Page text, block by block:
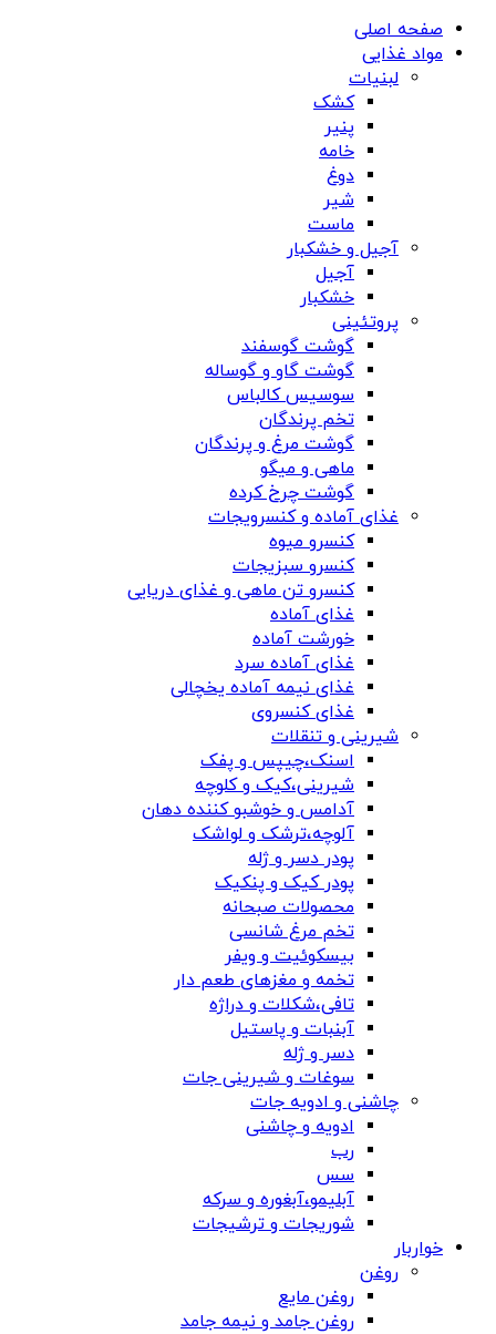
صفحه اصلی
مواد غذایی
لبنیات
کشک
پنیر
خامه
دوغ
شیر
ماست
آجیل و خشکبار
آجیل
خشکبار
پروتئینی
گوشت گوسفند
گوشت گاو و گوساله
سوسیس کالباس
تخم پرندگان
گوشت مرغ و پرندگان
ماهی و میگو
گوشت چرخ کرده
غذای آماده و کنسرویجات
کنسرو میوه
کنسرو سبزیجات
کنسرو تن ماهی و غذای دریایی
غذای آماده
خورشت آماده
غذای آماده سرد
غذای نیمه آماده یخچالی
غذای کنسروی
شیرینی و تنقلات
اسنک،چیپس و پفک
شیرینی،کیک و کلوچه
آدامس و خوشبو کننده دهان
آلوچه،ترشک و لواشک
پودر دسر و ژله
پودر کیک و پنکیک
محصولات صبحانه
تخم مرغ شانسی
بیسکوئیت و ویفر
تخمه و مغزهای طعم دار
تافی،شکلات و دراژه
آبنبات و پاستیل
دسر و ژله
سوغات و شیرینی جات
چاشنی و ادویه جات
ادویه و چاشنی
رب
سس
آبلیمو،آبغوره و سرکه
شوریجات و ترشیجات
خواربار
روغن
روغن مایع
روغن جامد و نیمه جامد